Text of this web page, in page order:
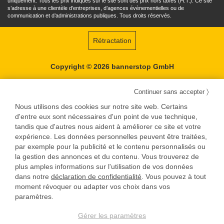
s’adresse à une clientèle d’entreprises, d’agences évènementielles ou de
communication et d’administrations publiques. Tous droits réservés.
Rétractation
Copyright © 2026 bannerstop GmbH
Continuer sans accepter 〉
Nous utilisons des cookies sur notre site web. Certains
d'entre eux sont nécessaires d'un point de vue technique,
tandis que d'autres nous aident à améliorer ce site et votre
expérience. Les données personnelles peuvent être traitées,
par exemple pour la publicité et le contenu personnalisés ou
la gestion des annonces et du contenu. Vous trouverez de
plus amples informations sur l'utilisation de vos données
dans notre déclaration de confidentialité . Vous pouvez à tout
moment révoquer ou adapter vos choix dans vos
paramètres.
Gérer les paramètres